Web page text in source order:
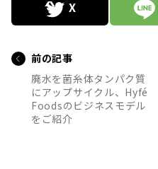
前の記事
廃水を菌糸体タンパク質
にアップサイクル、Hyfé
Foodsのビジネスモデル
をご紹介